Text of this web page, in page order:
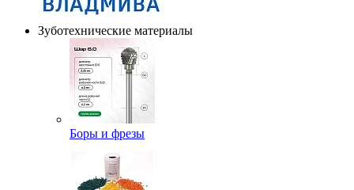
Зуботехнические материалы
Боры и фрезы